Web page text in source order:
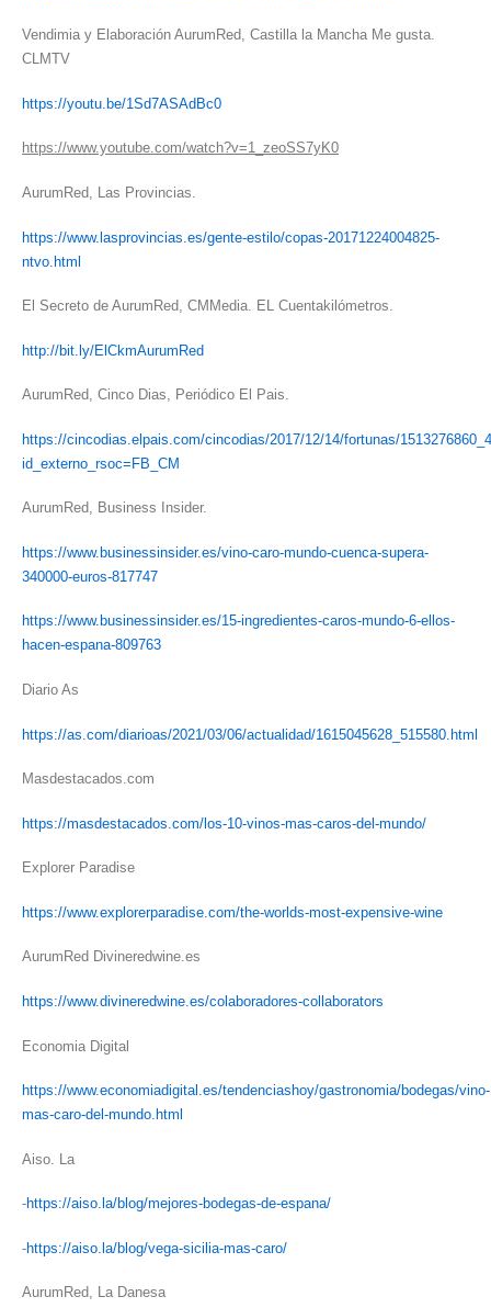
Vendimia y Elaboración AurumRed, Castilla la Mancha Me gusta.
CLMTV
https://youtu.be/1Sd7ASAdBc0
https://www.youtube.com/watch?v=1_zeoSS7yK0
AurumRed, Las Provincias.
https://www.lasprovincias.es/gente-estilo/copas-20171224004825-
ntvo.html
El Secreto de AurumRed, CMMedia. EL Cuentakilómetros.
http://bit.ly/ElCkmAurumRed
AurumRed, Cinco Dias, Periódico El Pais.
https://cincodias.elpais.com/cincodias/2017/12/14/fortunas/
id_externo_rsoc=FB_CM
AurumRed, Business Insider.
https://www.businessinsider.es/vino-caro-mundo-cuenca-supera-
340000-euros-817747
https://www.businessinsider.es/15-ingredientes-caros-mundo-6-ellos-
hacen-espana-809763
Diario As
https://as.com/diarioas/2021/03/06/actualidad/1615045628_515580.html
Masdestacados.com
https://masdestacados.com/los-10-vinos-mas-caros-del-mundo/
Explorer Paradise
https://www.explorerparadise.com/the-worlds-most-expensive-wine
AurumRed Divineredwine.es
https://www.divineredwine.es/colaboradores-collaborators
Economia Digital
https://www.economiadigital.es/tendenciashoy/gastronomia/bodegas/vino-
mas-caro-del-mundo.html
Aiso. La
-https://aiso.la/blog/mejores-bodegas-de-espana/
-https://aiso.la/blog/vega-sicilia-mas-caro/
AurumRed, La Danesa